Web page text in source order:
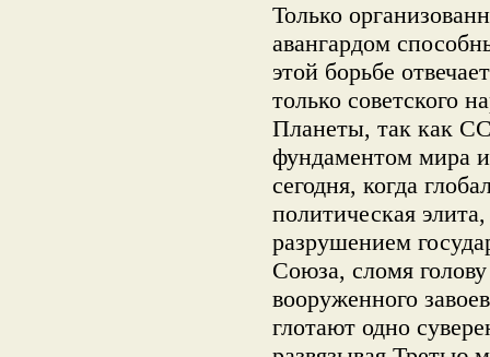
Только
авангардом
этой борьбе
только советского
Планеты, так как
фундаментом мира
сегодня, когда
политическая
разрушением
Союза, сломя
вооруженного
глотают одно